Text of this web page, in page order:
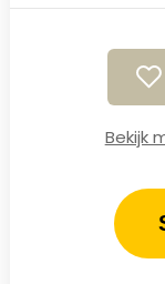
Bekijk